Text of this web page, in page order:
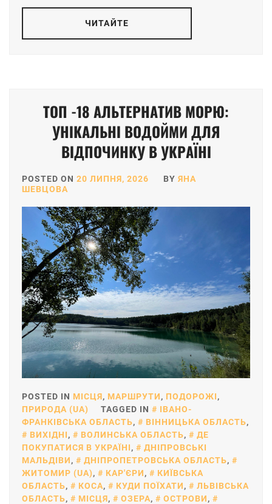
ЧИТАЙТЕ
ТОП -18 АЛЬТЕРНАТИВ МОРЮ:
УНІКАЛЬНІ ВОДОЙМИ ДЛЯ
ВІДПОЧИНКУ В УКРАЇНІ
POSTED ON 20 ЛИПНЯ, 2026 BY ЯНА
ШЕВЦОВА
POSTED IN МІСЦЯ, МАРШРУТИ, ПОДОРОЖІ,
ПРИРОДА (UA)
TAGGED IN
ІВАНО-
ФРАНКІВСЬКА ОБЛАСТЬ, ВІННИЦЬКА ОБЛАСТЬ,
ВИХІДНІ, ВОЛИНСЬКА ОБЛАСТЬ,
ДЕ
ПОКУПАТИСЯ В УКРАЇНІ,
ДНІПРОВСЬКІ
МАЛЬДІВИ, ДНІПРОПЕТРОВСЬКА ОБЛАСТЬ,
ЖИТОМИР (UA), КАР'ЄРИ,
КИЇВСЬКА
ОБЛАСТЬ, КОСА, КУДИ ПОЇХАТИ,
ЛЬВІВСЬКА
ОБЛАСТЬ, МІСЦЯ, ОЗЕРА, ОСТРОВИ,